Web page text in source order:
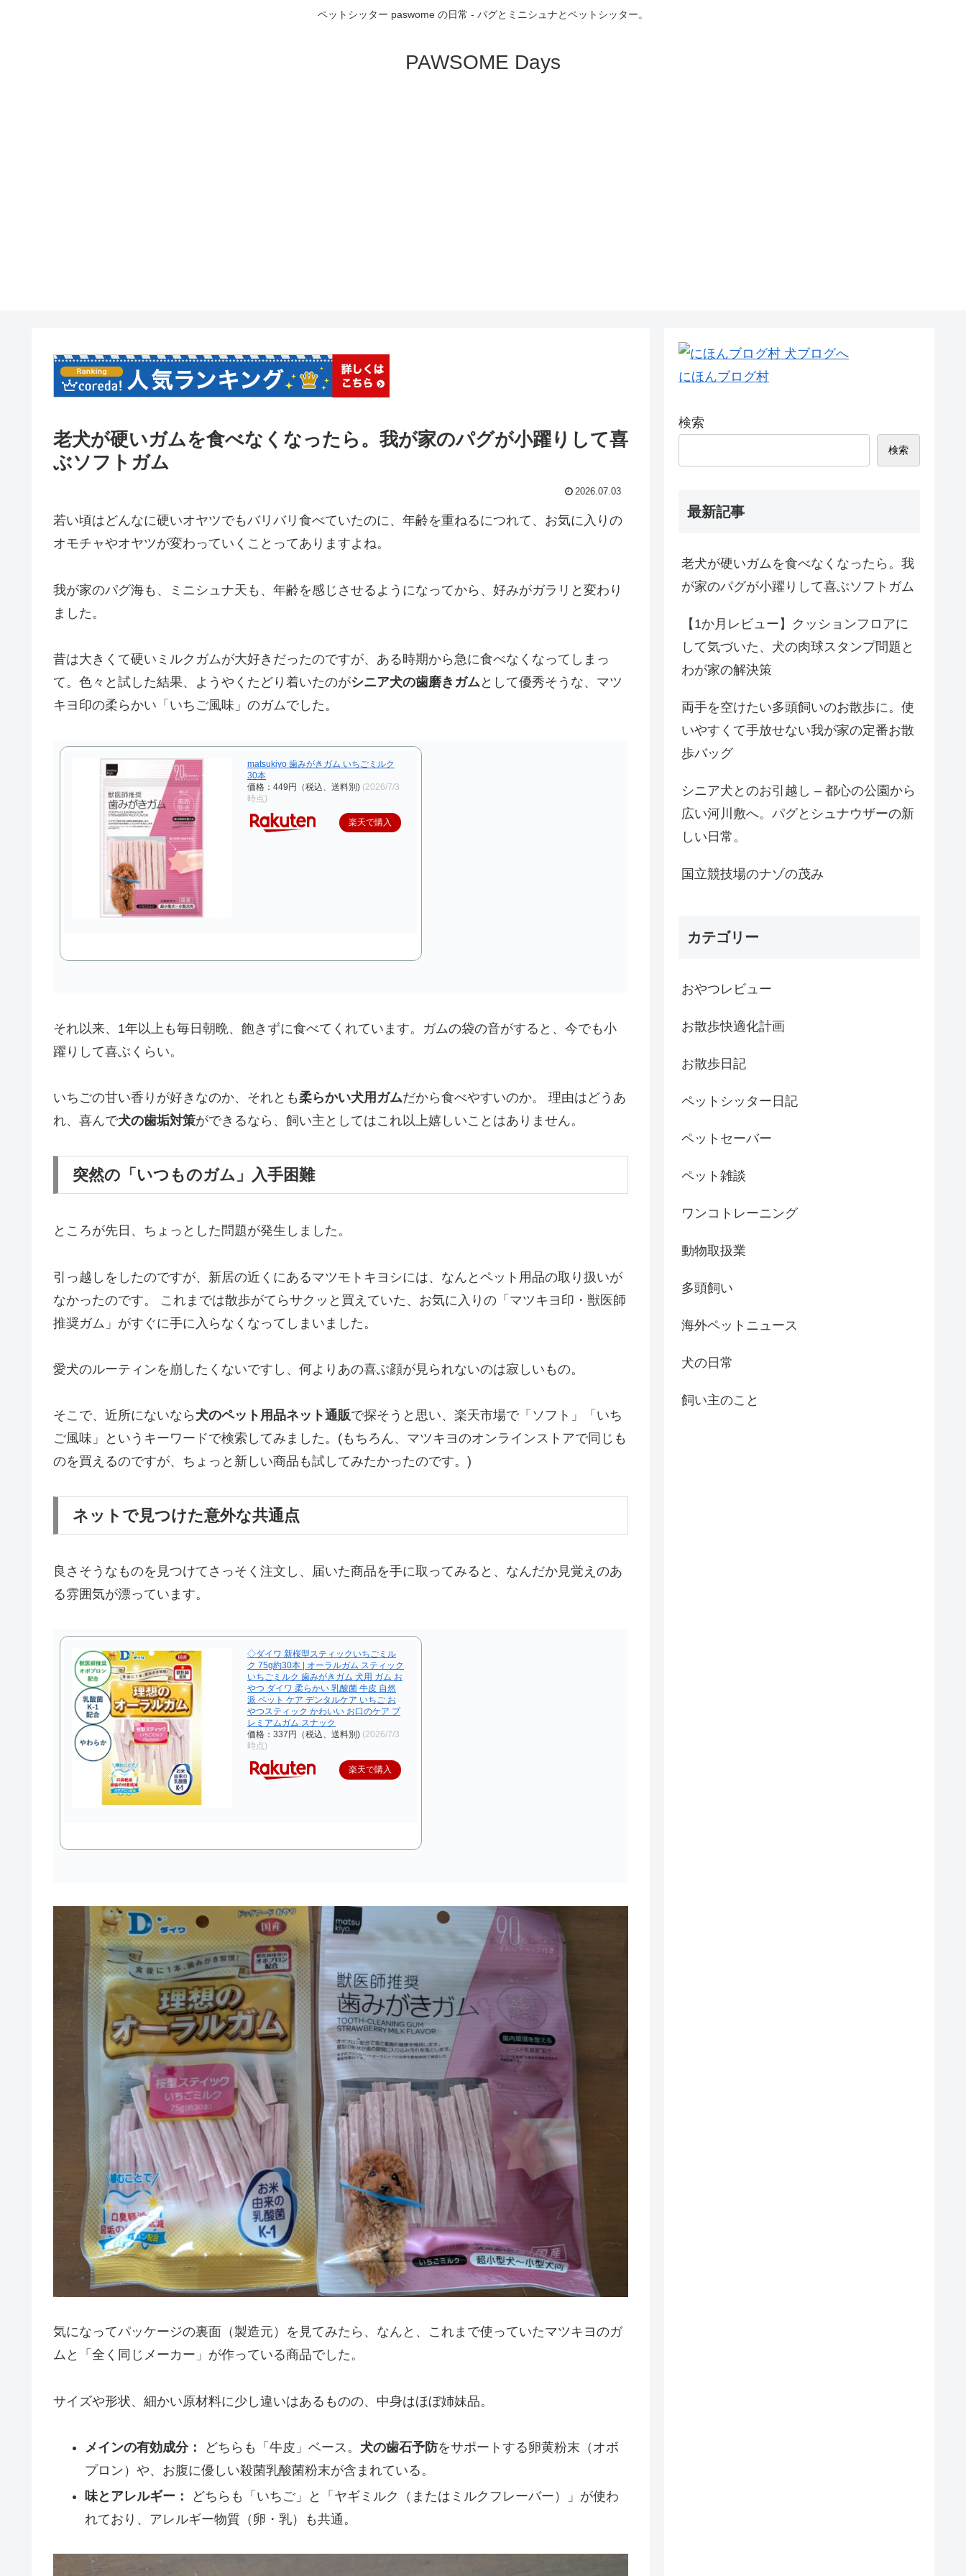
ペットシッター paswome の日常 - パグとミニシュナとペットシッター。
PAWSOME Days
老犬が硬いガムを食べなくなったら。我が家のパグが小躍りして喜
ぶソフトガム
2026.07.03
若い頃はどんなに硬いオヤツでもバリバリ食べていたのに、年齢を重ねるにつれて、お気に入りの
オモチャやオヤツが変わっていくことってありますよね。
我が家のパグ海も、ミニシュナ天も、年齢を感じさせるようになってから、好みがガラリと変わり
ました。
昔は大きくて硬いミルクガムが大好きだったのですが、ある時期から急に食べなくなってしまっ
て。色々と試した結果、ようやくたどり着いたのがシニア犬の歯磨きガム として優秀そうな、マツ
キヨ印の柔らかい「いちご風味」のガムでした。
matsukiyo 歯みがきガム いちごミルク
30本
価格：449円（税込、送料別) (2026/7/3
時点)
楽天で購入
それ以来、1年以上も毎日朝晩、飽きずに食べてくれています。ガムの袋の音がすると、今でも小
躍りして喜ぶくらい。
いちごの甘い香りが好きなのか、それとも柔らかい犬用ガムだから食べやすいのか。 理由はどうあ
れ、喜んで犬の歯垢対策ができるなら、飼い主としてはこれ以上嬉しいことはありません。
突然の「いつものガム」入手困難
ところが先日、ちょっとした問題が発生しました。
引っ越しをしたのですが、新居の近くにあるマツモトキヨシには、なんとペット用品の取り扱いが
なかったのです。 これまでは散歩がてらサクッと買えていた、お気に入りの「マツキヨ印・獣医師
推奨ガム」がすぐに手に入らなくなってしまいました。
愛犬のルーティンを崩したくないですし、何よりあの喜ぶ顔が見られないのは寂しいもの。
そこで、近所にないなら 犬のペット用品ネット通販で探そうと思い、楽天市場で「ソフト」「いち
ご風味」というキーワードで検索してみました。(もちろん、マツキヨのオンラインストアで同じも
のを買えるのですが、ちょっと新しい商品も試してみたかったのです。)
ネットで見つけた意外な共通点
良さそうなものを見つけてさっそく注文し、届いた商品を手に取ってみると、なんだか見覚えのあ
る雰囲気が漂っています。
◇ダイワ 新桜型スティックいちごミル
ク 75g約30本 | オーラルガム スティック
いちごミルク 歯みがきガム 犬用 ガム お
やつ ダイワ 柔らかい 乳酸菌 牛皮 自然
派 ペット ケア デンタルケア いちご お
やつスティック かわいい お口のケア プ
レミアムガム スナック
価格：337円（税込、送料別) (2026/7/3
時点)
楽天で購入
気になってパッケージの裏面（製造元）を見てみたら、なんと、これまで使っていたマツキヨのガ
ムと「全く同じメーカー」が作っている商品でした。
サイズや形状、細かい原材料に少し違いはあるものの、中身はほぼ姉妹品。
メインの有効成分： どちらも「牛皮」ベース。 犬の歯石予防をサポートする卵黄粉末（オボ
プロン）や、お腹に優しい殺菌乳酸菌粉末が含まれている。
味とアレルギー：
どちらも「いちご」と「ヤギミルク（またはミルクフレーバー）」が使わ
れており、アレルギー物質（卵・乳）も共通。
にほんブログ村
検索
検索
最新記事
老犬が硬いガムを食べなくなったら。我
が家のパグが小躍りして喜ぶソフトガム
【1か月レビュー】クッションフロアに
して気づいた、犬の肉球スタンプ問題と
わが家の解決策
両手を空けたい多頭飼いのお散歩に。使
いやすくて手放せない我が家の定番お散
歩バッグ
シニア犬とのお引越し – 都心の公園から
広い河川敷へ。パグとシュナウザーの新
しい日常。
国立競技場のナゾの茂み
カテゴリー
おやつレビュー
お散歩快適化計画
お散歩日記
ペットシッター日記
ペットセーバー
ペット雑談
ワンコトレーニング
動物取扱業
多頭飼い
海外ペットニュース
犬の日常
飼い主のこと